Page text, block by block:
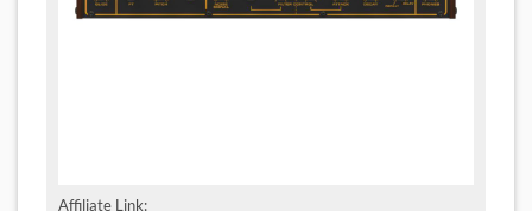
Affiliate Link: